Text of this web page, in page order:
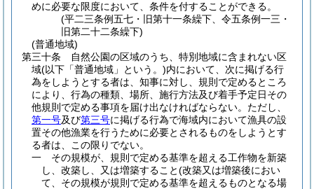
めに必要な限度において、条件を付することができる。
(平二三条例五七・旧第十一条繰下、令五条例一三・
旧第二十二条繰下)
(普通地域)
第三十条
自然公園の区域のうち、特別地域に含まれない区
域(以下「普通地域」という。)内において、次に掲げる行
為をしようとする者は、知事に対し、規則で定めるところ
により、行為の種類、場所、施行方法及び着手予定日その
他規則で定める事項を届け出なければならない。 ただし、
第一号及び第三号に掲げる行為で海域内において漁具の設
置その他漁業を行うために必要とされるものをしようとす
る者は、この限りでない。
一
その規模が、規則で定める基準を超える工作物を新築
し、改築し、又は増築すること(改築又は増築後におい
て、その規模が規則で定める基準を超えるものとなる場